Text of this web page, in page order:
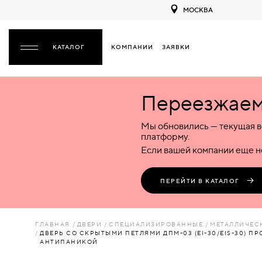
МОСКВА
КОМПАНИИ ЗАЯВКИ
НАЗАД
ПЛАСТИКОВЫЕ
ЛЮКИ
Межкомнатные
Деревянные
Пластиковые
Комбинированные
Входные
Металлические
Пластиковые
Стеклянные
Комбинированные
Специализированные
Металлические
Пластиковые
Стеклянные
Комбинированные
Мы обновились — текущая
платформу.
Если вашей компании еще
ПЕРЕЙТИ В КАТАЛОГ
ГЛАВНАЯ ДВЕРИ СПЕЦИАЛИЗИРОВАННЫЕ
ДВЕРЬ СО СКРЫТЫМИ ПЕТЛЯМИ ДПМ-03 (EI-30/EIS-30)
АНТИПАНИКОЙ